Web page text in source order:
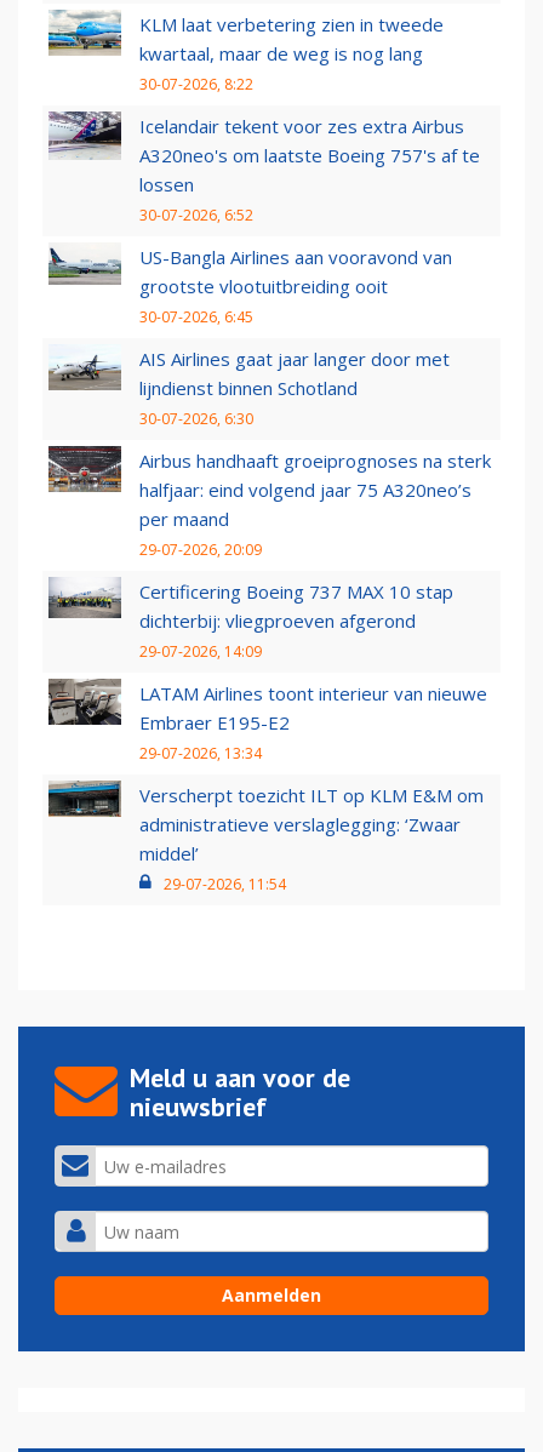
KLM laat verbetering zien in tweede
kwartaal, maar de weg is nog lang
30-07-2026, 8:22
Icelandair tekent voor zes extra Airbus
A320neo's om laatste Boeing 757's af te
lossen
30-07-2026, 6:52
US-Bangla Airlines aan vooravond van
grootste vlootuitbreiding ooit
30-07-2026, 6:45
AIS Airlines gaat jaar langer door met
lijndienst binnen Schotland
30-07-2026, 6:30
Airbus handhaaft groeiprognoses na sterk
halfjaar: eind volgend jaar 75 A320neo’s
per maand
29-07-2026, 20:09
Certificering Boeing 737 MAX 10 stap
dichterbij: vliegproeven afgerond
29-07-2026, 14:09
LATAM Airlines toont interieur van nieuwe
Embraer E195-E2
29-07-2026, 13:34
Verscherpt toezicht ILT op KLM E&M om
administratieve verslaglegging: ‘Zwaar
middel’
29-07-2026, 11:54
Meld u aan voor de
nieuwsbrief